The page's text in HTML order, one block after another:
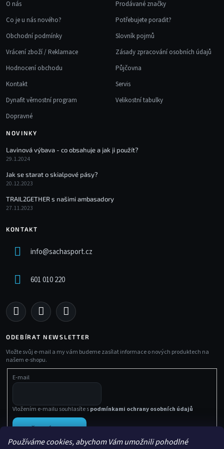
Používáme cookies, abychom Vám umožnili pohodlné
O nás
Co je u nás nového?
Obchodní podmínky
Vrácení zboží / Reklamace
Hodnocení obchodu
Kontakt
Dynafit věrnostní program
Dopravné
Prodávané značky
Potřebujete poradit?
Slovník pojmů
Zásady zpracování osobních údajů
Půjčovna
Servis
Velikostní tabulky
NOVINKY
Lavinová výbava - co obsahuje a jak ji použít?
29.1.2024
Jak se starat o skialpové pásy?
20.12.2023
TRAIL2GETHER s našimi ambasadory
27.11.2023
KONTAKT
info@sachasport.cz
601 010 220
ODEBÍRAT NEWSLETTER
Vložte svůj e-mail a my vám budeme zasílat informace o nových produktech na
našem e-shopu.
E-mail
Vložením e-mailu souhlasíte spodmínkami ochrany osobních údajů
PŘIHLÁSIT SE